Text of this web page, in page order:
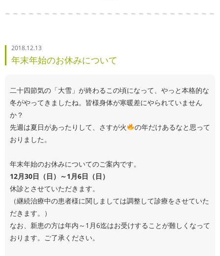
2018.12.13
年末年始のお休みについて
二十四節気の「大雪」が終わるこの頃になって、やっと本格的な
冬がやってきましたね。皆様身体が寒暖差にやられていません
か？
先週は夏日があったりして、さすが火
の年だけあるなと思って
おりました。
年末年始のお休みについてのご案内です。
12月30日（日）～1月6日（日）
休診とさせていただきます。
（継続治療中の患者様に関しましては調整して診療をさせていた
だきます。）
なお、新患の方は年内～1月6迄はお受けすることが難しくなって
おります。ご了承ください。